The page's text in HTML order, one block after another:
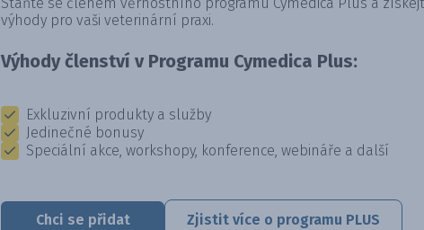
výhody pro vaši veterinární praxi.
Výhody členství v Programu Cymedica Plus:
Exkluzivní produkty a služby
Jedinečné bonusy
Speciální akce, workshopy, konference, webináře a další
Chci se přidat Zjistit více o programu PLUS